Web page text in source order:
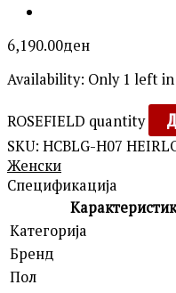
6,190.00ден
Availability: Only 1 left
ROSEFIELD quantity
SKU: HCBLG-H07
Женски
Спецификација
Категорија
Бренд
Пол